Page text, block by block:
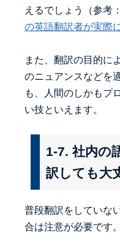
えるでしょう（参考：
の英語翻訳者が実際
また、翻訳の目的に
のニュアンスなどを
も、人間のしかもプ
い技といえます。
1-7. 社内の
訳しても大
普段翻訳をしていな
合は注意が必要です。